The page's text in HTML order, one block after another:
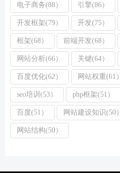
电子商务(88） 引擎(86）
开发框架(79） 开发(75）
框架(68） 前端开发(68）
网站分析(66） 关键(64）
百度优化(62） 网站权重(61）
seo培训(53） php框架(51）
百度(51） 网站建设知识(50）
网站结构(50）